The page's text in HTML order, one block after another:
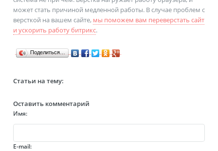
может стать причиной медленной работы. В случае проблем с
версткой на вашем сайте, мы поможем вам переверстать сайт
и ускорить работу битрикс.
Поделиться…
Статьи на тему:
Оставить комментарий
Имя:
E-mail: